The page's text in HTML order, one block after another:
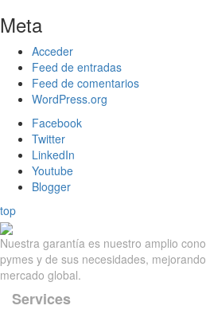
Meta
Acceder
Feed de entradas
Feed de comentarios
WordPress.org
Facebook
Twitter
LinkedIn
Youtube
Blogger
top
Nuestra garantía es nuestro amplio
pymes y de sus necesidades,
mercado global.
Services